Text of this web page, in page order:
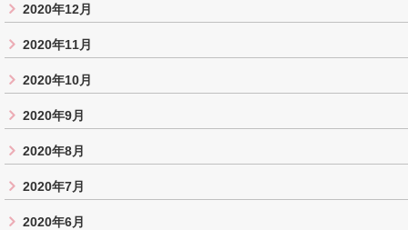
2020年12月
2020年11月
2020年10月
2020年9月
2020年8月
2020年7月
2020年6月